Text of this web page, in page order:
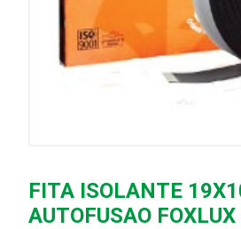
FITA ISOLANTE
AUTOFUSAO